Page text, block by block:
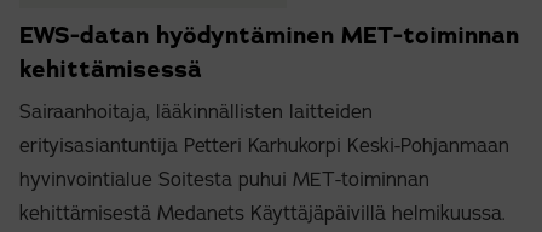
EWS-datan hyödyntäminen MET-toiminnan
kehittämisessä
Sairaanhoitaja, lääkinnällisten laitteiden
erityisasiantuntija Petteri Karhukorpi Keski-Pohjanmaan
hyvinvointialue Soitesta puhui MET-toiminnan
kehittämisestä Medanets Käyttäjäpäivillä helmikuussa.